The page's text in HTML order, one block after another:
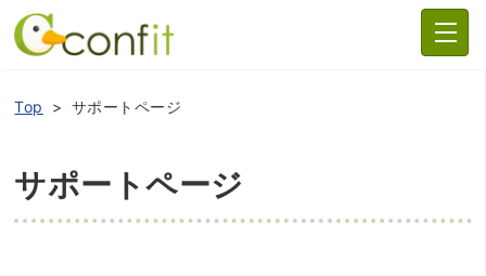
Top サポートページ
サポートページ